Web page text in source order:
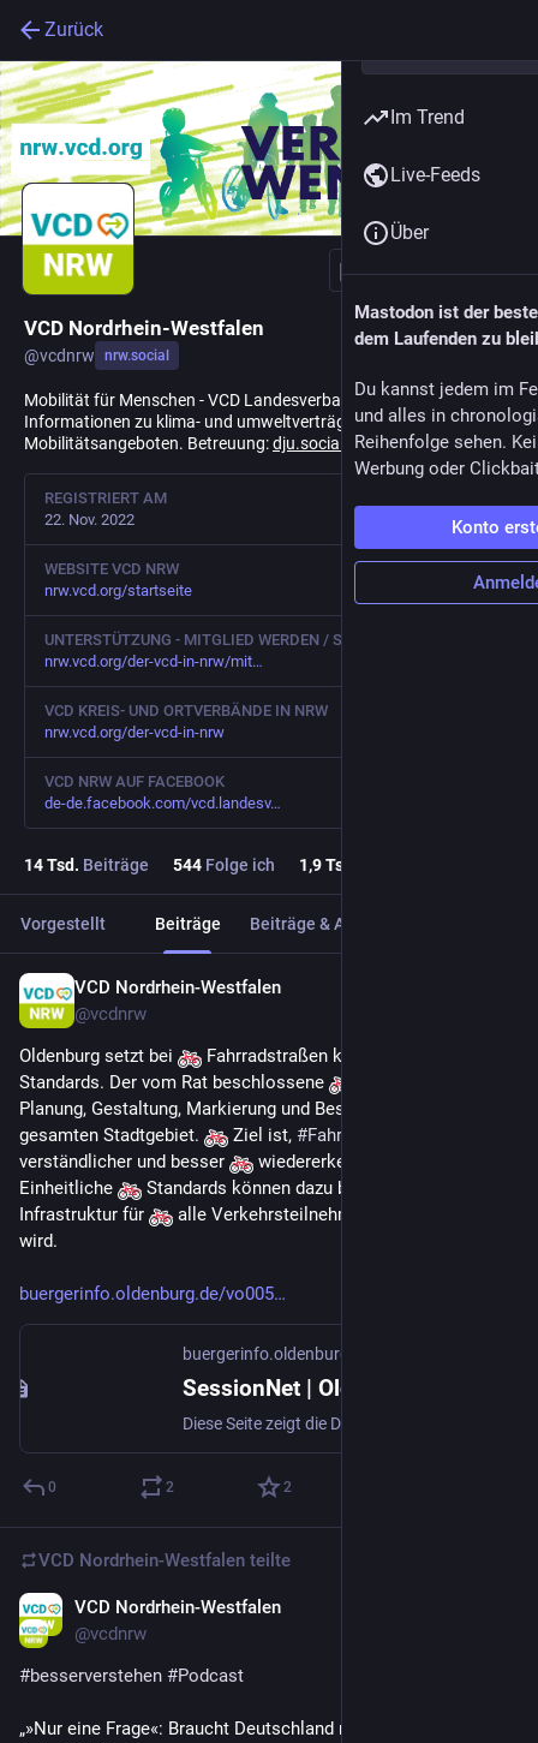
Zurück
Folgen
VCD Nordrhein-Westfalen
@vcdnrw nrw.social
Mobilität für Menschen - VCD Landesverband NRW.
Informationen zu klima- und umweltverträglichen
Mobilitätsangeboten. Betreuung:dju.social/@RolfMecke.
REGISTRIERT AM
22. Nov. 2022
WEBSITE VCD NRW
nrw.vcd.org/startseite
UNTERSTÜTZUNG - MITGLIED WERDEN / SPENDEN
nrw.vcd.org/der-vcd-in-nrw/mit
VCD KREIS- UND ORTVERBÄNDE IN NRW
nrw.vcd.org/der-vcd-in-nrw
VCD NRW AUF FACEBOOK
de-de.facebook.com/vcd.landesv
14Tsd. Beiträge 544 Folge ich 1,9Tsd.
Vorgestellt Beiträge Beiträge & Antworten
VCD Nordrhein-Westfalen
@vcdnrw
Oldenburg setzt bei
Fahrradstraßen künftig auf einheitliche
Standards. Der vom Rat beschlossene
Planung, Gestaltung, Markierung und Beschilderung
gesamten Stadtgebiet.
Ziel ist, #Fahrradstraßen
verständlicher und besser
wiedererkennbar zu gestalten.
Einheitliche
Standards können dazu beitragen, dass die
Infrastruktur für
alle Verkehrsteilnehmenden
wird.
buergerinfo.oldenburg.de/vo005
buergerinfo.oldenburg.de
0 2 2
VCD Nordrhein-Westfalen teilte
VCD Nordrhein-Westfalen
@vcdnrw
#besserverstehen #Podcast
„»Nur eine Frage«: Braucht Deutschland neue Atomkraftwerke,
Im Trend
Live-Feeds
Über
Mastodon ist der
dem Laufenden zu
Du kannst jedem im
und alles in
Reihenfolge sehen.
Werbung oder
Konto